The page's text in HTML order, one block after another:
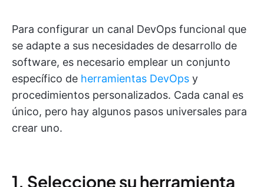
Para configurar un canal DevOps funcional que
se adapte a sus necesidades de desarrollo de
software, es necesario emplear un conjunto
específico de herramientas DevOps y
procedimientos personalizados. Cada canal es
único, pero hay algunos pasos universales para
crear uno.
1. Seleccione su herramienta